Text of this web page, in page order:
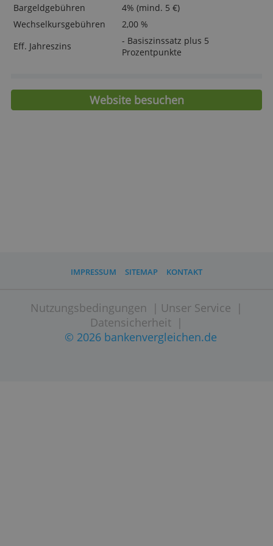
Bei Verlust kostenlose Ersatzkarte
> Jetzt deine Payback American
Karte beantragen!
Kosten und Eigenschaften
Website besuchen